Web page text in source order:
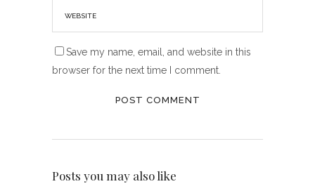
Save my name, email, and website in this
browser for the next time I comment.
Posts you may also like